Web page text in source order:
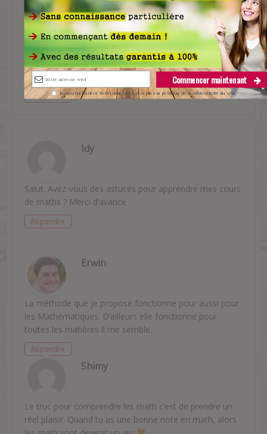
Erwin
Bon courage et tiens nous au courant des résultats !
Répondre
Idy
Salut. Avez-vous des astuces pour apprendre mes cours
de maths ? Merci d’avance
Répondre
Erwin
La méthode que je propose fonctionne pour aussi pour
les Mathématiques. D’ailleurs elle fonctionne pour
toutes les matières il me semble.
Répondre
Shimy
Le truc pour comprendre les math c’est de prendre un
réel plaisir. Quand tu as une bonne note en math, alors
Commencer maintenant
En soumettant ce formulaire vous acceptez la politique de confidentialité du site.